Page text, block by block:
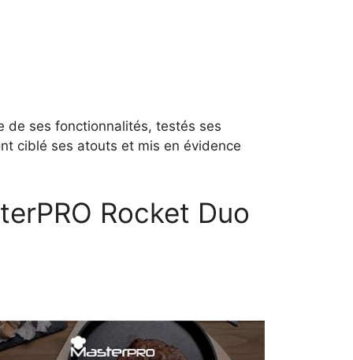
de ses fonctionnalités, testés ses
ciblé ses atouts et mis en évidence
Rocket Duo